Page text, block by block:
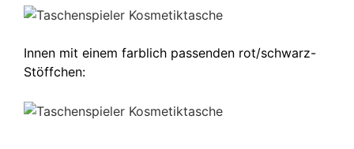
Innen mit einem farblich passenden rot/schwarz-
Stöffchen: